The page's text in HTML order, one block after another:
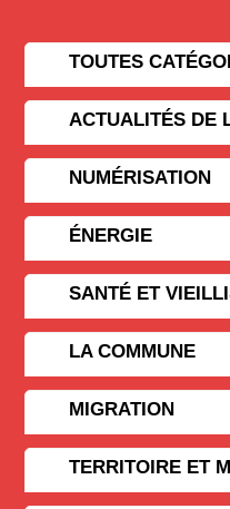
TOUTES
ACTUALITÉS DE
NUMÉRISATION
ÉNERGIE
SANTÉ ET
LA COMMUNE
MIGRATION
TERRITOIRE ET